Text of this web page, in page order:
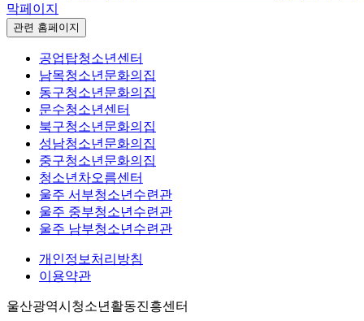
막페이지
관련 홈페이지
공업탑청소년센터
남목청소년문화의집
동구청소년문화의집
문수청소년센터
북구청소년문화의집
성남청소년문화의집
중구청소년문화의집
청소년차오름센터
울주 서부청소년수련관
울주 중부청소년수련관
울주 남부청소년수련관
개인정보처리방침
이용약관
울산광역시청소년활동진흥센터